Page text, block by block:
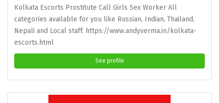
Kolkata Escorts Prostitute Call Girls Sex Worker All
categories available for you like Russian, Indian, Thailand,
Nepali and Local staff. https://www.andyverma.in/kolkata-
escorts.html
See profile